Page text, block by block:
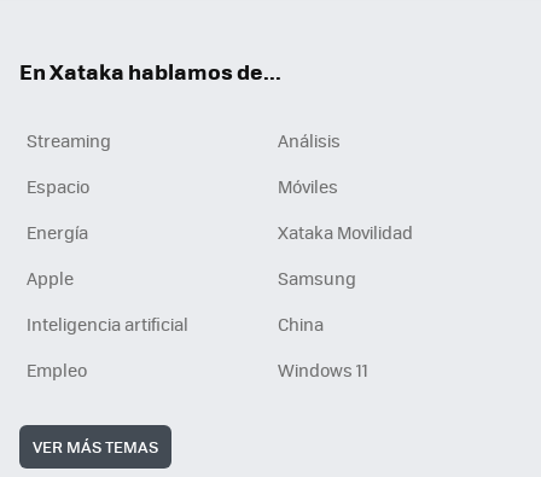
En Xataka hablamos de...
Streaming
Análisis
Espacio
Móviles
Energía
Xataka Movilidad
Apple
Samsung
Inteligencia artificial
China
Empleo
Windows 11
VER MÁS TEMAS